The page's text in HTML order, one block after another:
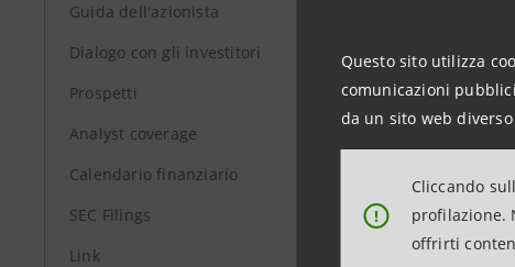
Questo sito utilizza
comunicazioni
da un sito web
!
Cliccando
profilazione.
offrirti
Guida dell'azionista
Dialogo con gli investitori
Prospetti
Analyst coverage
Calendario finanziario
SEC Filings
Link
Bilancio